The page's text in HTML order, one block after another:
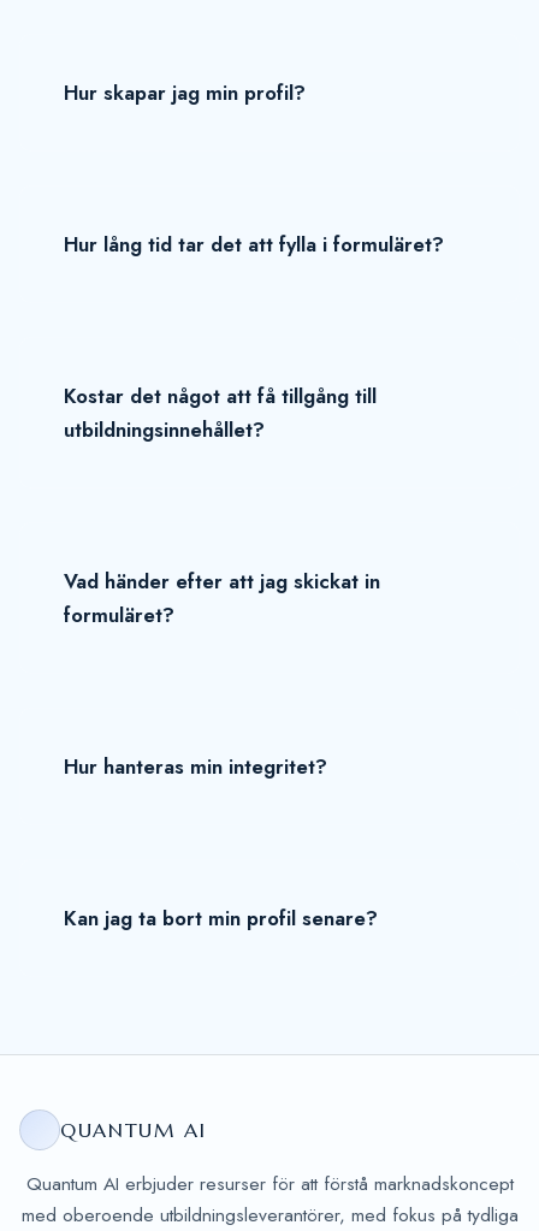
Hur skapar jag min profil?
Hur lång tid tar det att fylla i formuläret?
Kostar det något att få tillgång till
utbildningsinnehållet?
Vad händer efter att jag skickat in
formuläret?
Hur hanteras min integritet?
Kan jag ta bort min profil senare?
QUANTUM AI
Quantum AI erbjuder resurser för att förstå marknadskoncept
med oberoende utbildningsleverantörer, med fokus på tydliga